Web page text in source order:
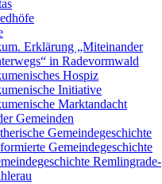
Erklärung „Miteinander
in Radevormwald
Hospiz
Initiative
Marktandacht
Gemeinden
Gemeindegeschichte
Gemeindegeschichte
Remlingrade-